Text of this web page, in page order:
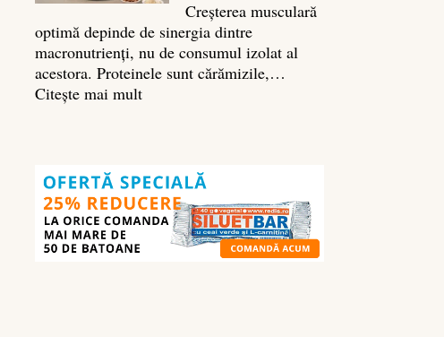
Creșterea musculară
optimă depinde de sinergia dintre
macronutrienți, nu de consumul izolat al
acestora. Proteinele sunt cărămizile,…
Citește mai mult:
culturism:
ce
să
mănânci